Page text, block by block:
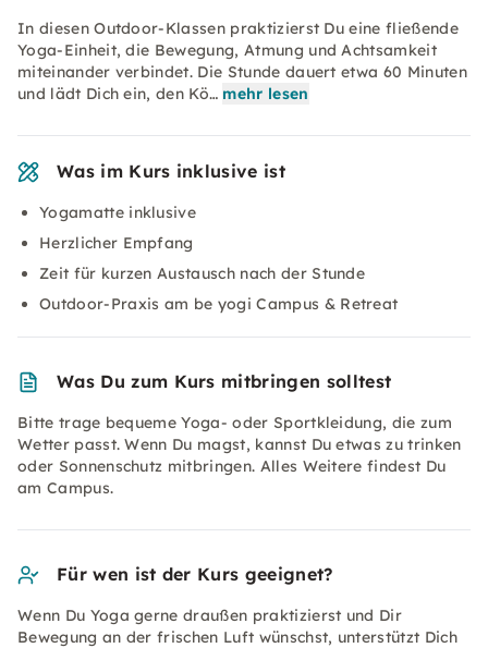
In diesen Outdoor-Klassen praktizierst Du eine fließende
Yoga-Einheit, die Bewegung, Atmung und Achtsamkeit
miteinander verbindet. Die Stunde dauert etwa 60 Minuten
und lädt Dich ein, den Kö… mehr lesen
Was im Kurs inklusive ist
Yogamatte inklusive
Herzlicher Empfang
Zeit für kurzen Austausch nach der Stunde
Outdoor-Praxis am be yogi Campus & Retreat
Was Du zum Kurs mitbringen solltest
Bitte trage bequeme Yoga- oder Sportkleidung, die zum
Wetter passt. Wenn Du magst, kannst Du etwas zu trinken
oder Sonnenschutz mitbringen. Alles Weitere findest Du
am Campus.
Für wen ist der Kurs geeignet?
Wenn Du Yoga gerne draußen praktizierst und Dir
Bewegung an der frischen Luft wünschst, unterstützt Dich